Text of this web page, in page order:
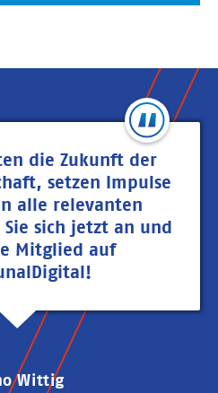
die Zukunft der
setzen Impulse
alle relevanten
sich jetzt an und
Mitglied auf
Wittig